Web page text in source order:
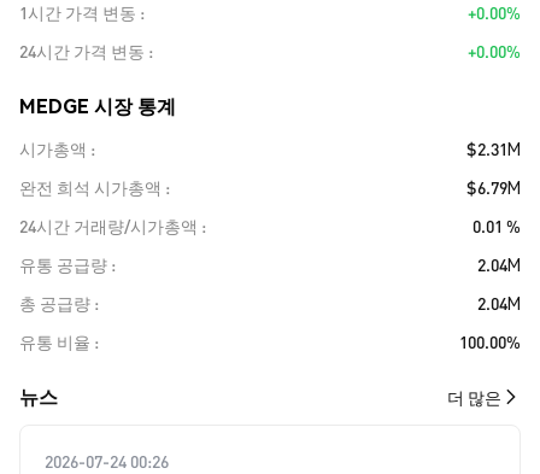
1시간 가격 변동
+0.00%
24시간 가격 변동
+0.00%
MEDGE 시장 통계
시가총액
$2.31M
완전 희석 시가총액
$6.79M
24시간 거래량/시가총액
0.01 %
유통 공급량
2.04M
총 공급량
2.04M
유통 비율
100.00%
뉴스 더 많은
2026-07-24 00:26